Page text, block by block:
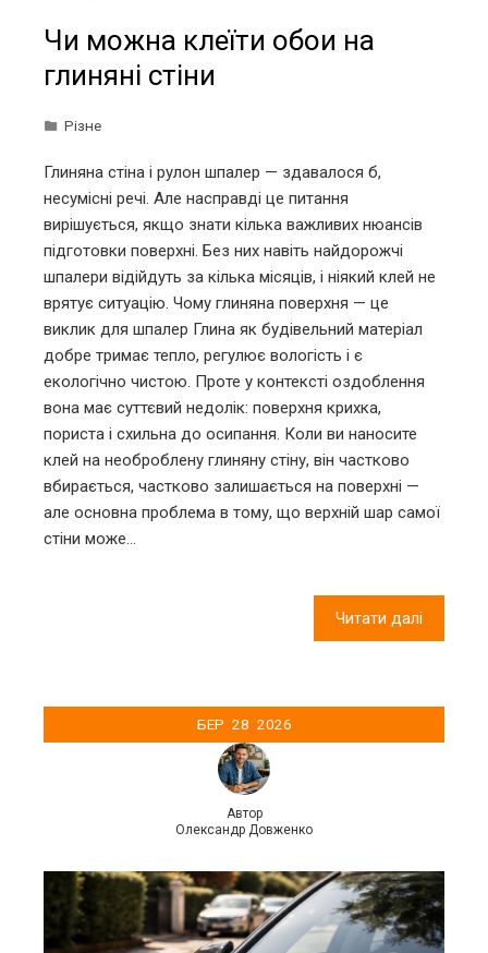
Чи можна клеїти обои на
глиняні стіни
Різне
Глиняна стіна і рулон шпалер — здавалося б,
несумісні речі. Але насправді це питання
вирішується, якщо знати кілька важливих нюансів
підготовки поверхні. Без них навіть найдорожчі
шпалери відійдуть за кілька місяців, і ніякий клей не
врятує ситуацію. Чому глиняна поверхня — це
виклик для шпалер Глина як будівельний матеріал
добре тримає тепло, регулює вологість і є
екологічно чистою. Проте у контексті оздоблення
вона має суттєвий недолік: поверхня крихка,
пориста і схильна до осипання. Коли ви наносите
клей на необроблену глиняну стіну, він частково
вбирається, частково залишається на поверхні —
але основна проблема в тому, що верхній шар самої
стіни може…
Читати далі
БЕР 28 2026
Автор
Олександр Довженко